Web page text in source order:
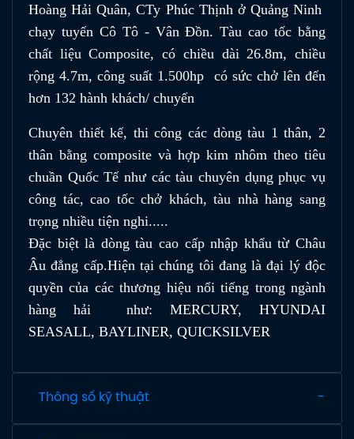
Hoàng Hải Quân, CTy Phúc Thịnh ở Quảng Ninh
chạy tuyến Cô Tô - Vân Đồn. Tàu cao tốc bằng
chất liệu Composite, có chiều dài 26.8m, chiều
rộng 4.7m, công suất 1.500hp có sức chở lên đến
hơn 132 hành khách/ chuyến
Chuyên thiết kế, thi công các dòng tàu 1 thân, 2
thân bằng composite và hợp kim nhôm theo tiêu
chuần Quốc Tế như các tàu chuyên dụng phục vụ
công tác, cao tốc chở khách, tàu nhà hàng sang
trọng nhiều tiện nghi.....
Đặc biệt là dòng tàu cao cấp nhập khẩu từ Châu
Âu đẳng cấp.Hiện tại chúng tôi đang là đại lý độc
quyền của các thương hiệu nổi tiếng trong ngành
hàng hải như: MERCURY, HYUNDAI
SEASALL, BAYLINER, QUICKSILVER
Thông số kỹ thuật